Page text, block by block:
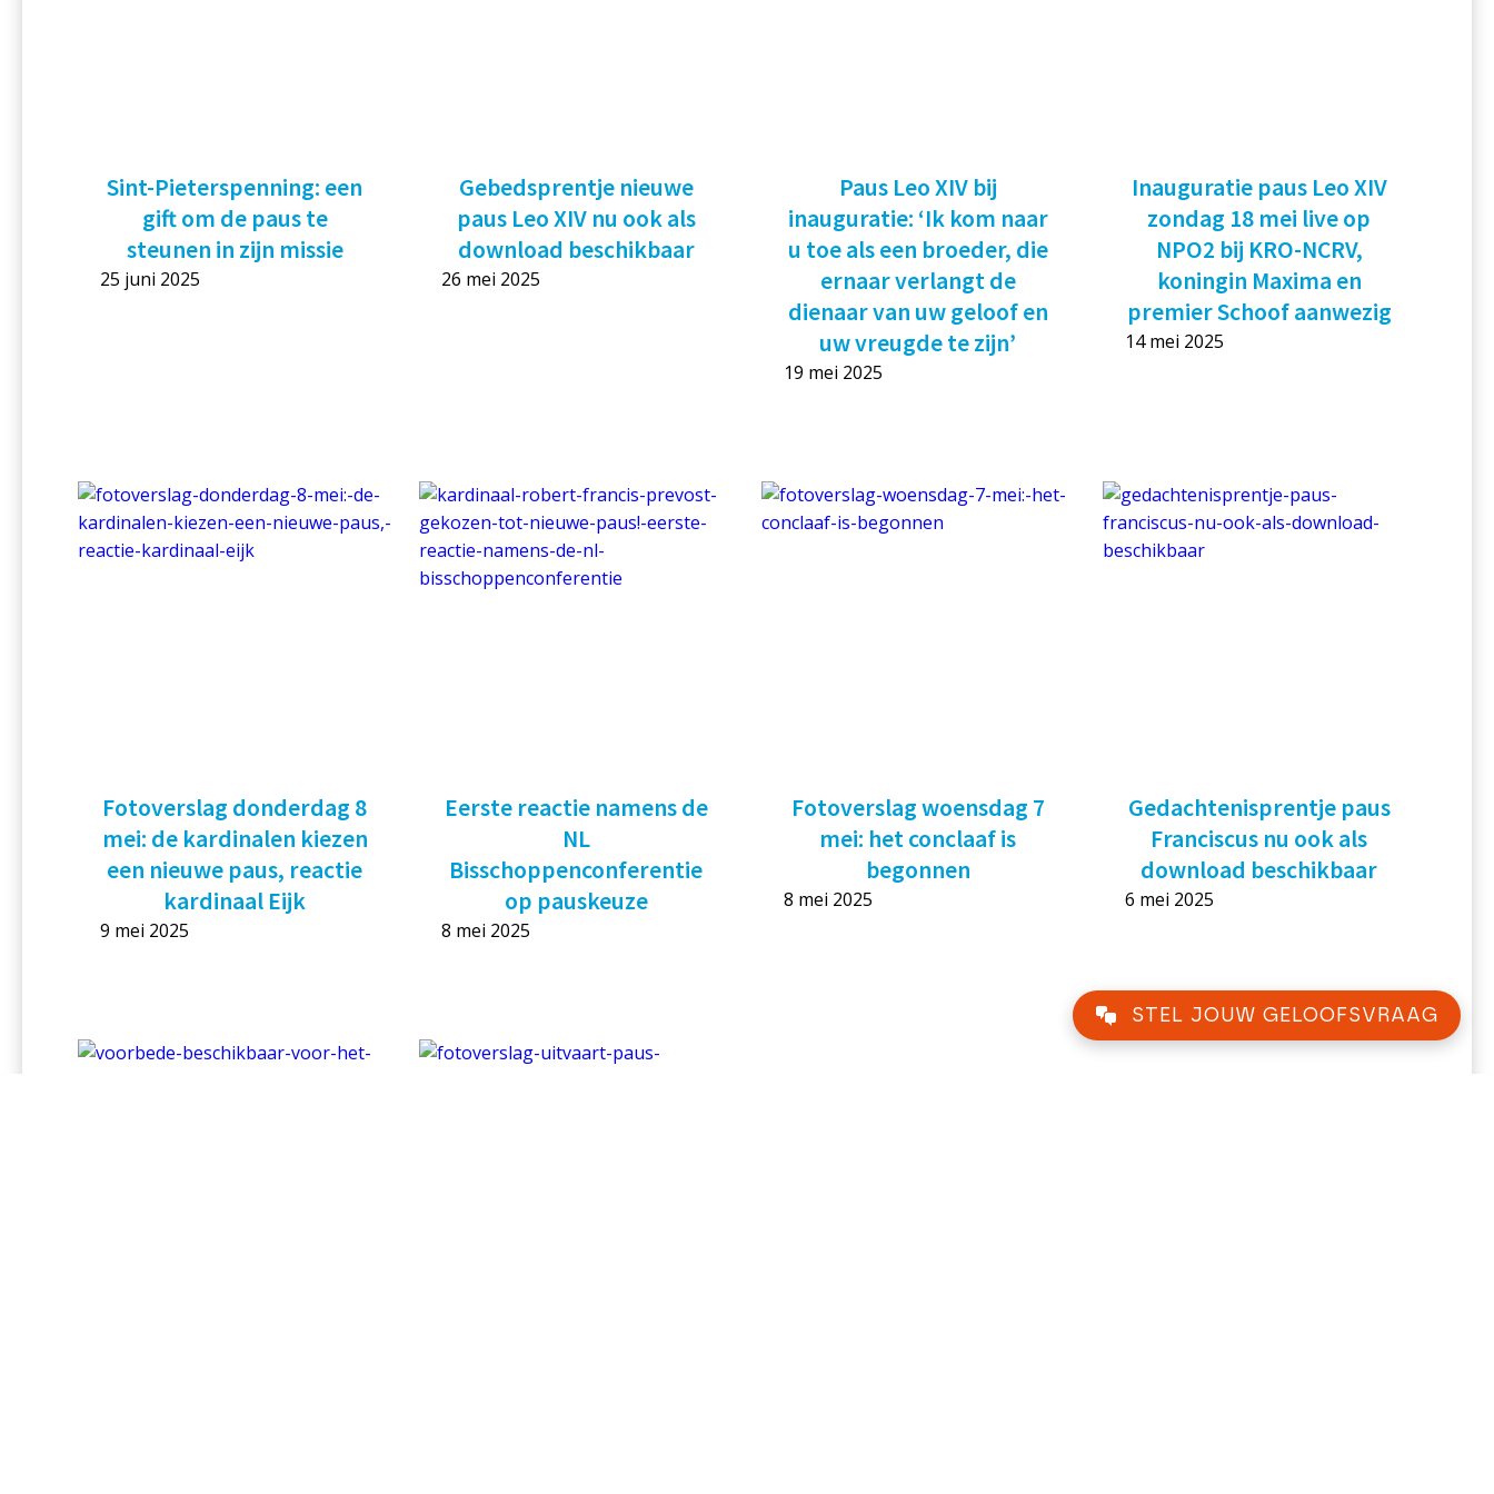
Sint-Pieterspenning: een
gift om de paus te
steunen in zijn missie
25 juni 2025
Gebedsprentje nieuwe
paus Leo XIV nu ook als
download beschikbaar
26 mei 2025
Paus Leo XIV bij
inauguratie: ‘Ik kom naar
u toe als een broeder, die
ernaar verlangt de
dienaar van uw geloof en
uw vreugde te zijn’
19 mei 2025
Inauguratie paus Leo XIV
zondag 18 mei live op
NPO2 bij KRO-NCRV,
koningin Maxima en
premier Schoof aanwezig
14 mei 2025
Fotoverslag donderdag 8
mei: de kardinalen kiezen
een nieuwe paus, reactie
kardinaal Eijk
9 mei 2025
Eerste reactie namens de
NL
Bisschoppenconferentie
op pauskeuze
8 mei 2025
Fotoverslag woensdag 7
mei: het conclaaf is
begonnen
8 mei 2025
Gedachtenisprentje paus
Franciscus nu ook als
download beschikbaar
6 mei 2025
STEL JOUW GELOOFSVRAAG